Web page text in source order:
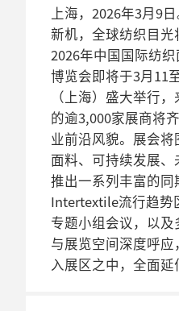
上海，2026年3月9
新机，全球纺织目光
2026年中国国际纺织
博览会即将于3月11
（上海）盛大举行
的逾3,000家展商将
业前沿风貌。展会
面料、可持续发展、
推出一系列丰富的同
Intertextile流行趋势
专题小组会议，以
与展览空间深度呼
入展区之中，全面延